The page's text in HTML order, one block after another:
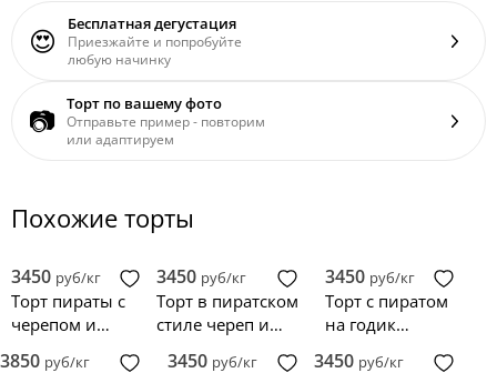
😍 Бесплатная дегустация
Приезжайте и попробуйте
любую начинку
📷 Торт по вашему фото
Отправьте пример - повторим
или адаптируем
Похожие торты
3450 руб/кг
Торт пираты с
черепом и
3450 руб/кг
Торт в пиратском
стиле череп и
3450 руб/кг
Торт с пиратом
на годик
3850 руб/кг 3450 руб/кг 3450 руб/кг